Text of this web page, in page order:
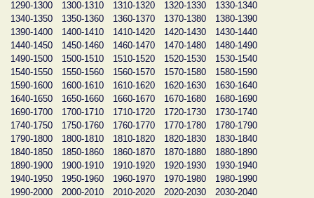
1290-1300
1300-1310 1310-1320 1320-1330
1330-1340
1340-1350
1350-1360 1360-1370 1370-1380
1380-1390
1390-1400
1400-1410 1410-1420 1420-1430
1430-1440
1440-1450
1450-1460 1460-1470 1470-1480
1480-1490
1490-1500
1500-1510 1510-1520 1520-1530
1530-1540
1540-1550
1550-1560 1560-1570 1570-1580
1580-1590
1590-1600
1600-1610 1610-1620 1620-1630
1630-1640
1640-1650
1650-1660 1660-1670 1670-1680
1680-1690
1690-1700
1700-1710 1710-1720 1720-1730
1730-1740
1740-1750
1750-1760 1760-1770 1770-1780
1780-1790
1790-1800
1800-1810 1810-1820 1820-1830
1830-1840
1840-1850
1850-1860 1860-1870 1870-1880
1880-1890
1890-1900
1900-1910 1910-1920 1920-1930
1930-1940
1940-1950
1950-1960 1960-1970 1970-1980
1980-1990
1990-2000
2000-2010 2010-2020 2020-2030
2030-2040